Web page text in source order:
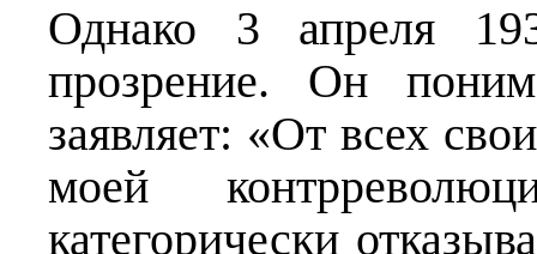
Однако 3 апреля
прозрение. Он
заявляет: «От всех
моей
категорически